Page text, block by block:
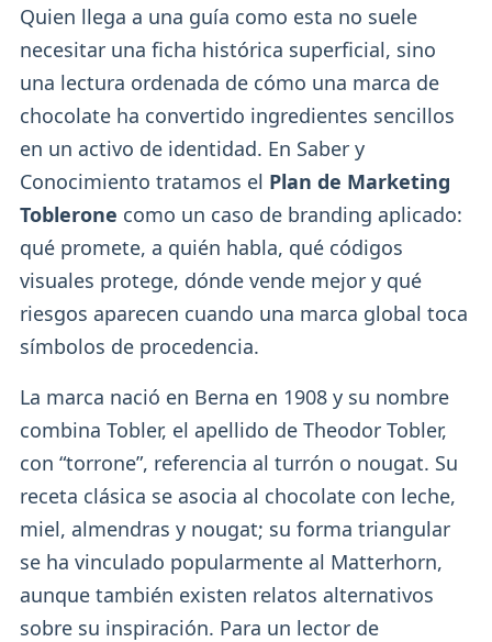
Quien llega a una guía como esta no suele
necesitar una ficha histórica superficial, sino
una lectura ordenada de cómo una marca de
chocolate ha convertido ingredientes sencillos
en un activo de identidad. En Saber y
Conocimiento tratamos el Plan de Marketing
Toblerone como un caso de branding aplicado:
qué promete, a quién habla, qué códigos
visuales protege, dónde vende mejor y qué
riesgos aparecen cuando una marca global toca
símbolos de procedencia.
La marca nació en Berna en 1908 y su nombre
combina Tobler, el apellido de Theodor Tobler,
con “torrone”, referencia al turrón o nougat. Su
receta clásica se asocia al chocolate con leche,
miel, almendras y nougat; su forma triangular
se ha vinculado popularmente al Matterhorn,
aunque también existen relatos alternativos
sobre su inspiración. Para un lector de